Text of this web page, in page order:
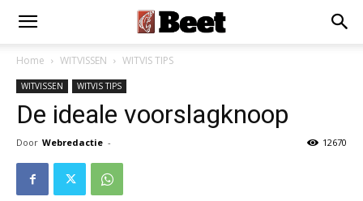
Home WITVISSEN WITVIS TIPS
WITVISSEN WITVIS TIPS
De ideale voorslagknoop
Door Webredactie - 12670